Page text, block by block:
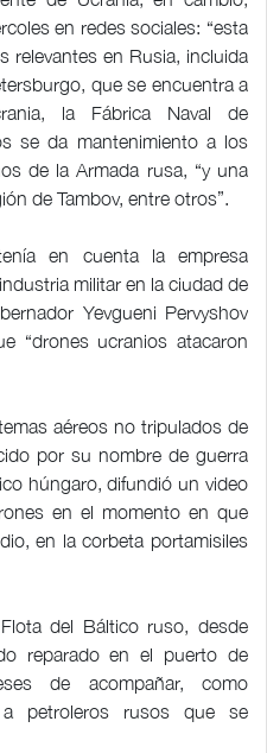
en redes sociales: “esta
relevantes en Rusia, incluida
que se encuentra a
la Fábrica Naval de
se da mantenimiento a los
de la Armada rusa, “y una
de Tambov, entre otros”.
en cuenta la empresa
militar en la ciudad de
Yevgueni Pervyshov
“drones ucranios atacaron
aéreos no tripulados de
por su nombre de guerra
húngaro, difundió un video
en el momento en que
en la corbeta portamisiles
del Báltico ruso, desde
reparado en el puerto de
de acompañar, como
petroleros rusos que se